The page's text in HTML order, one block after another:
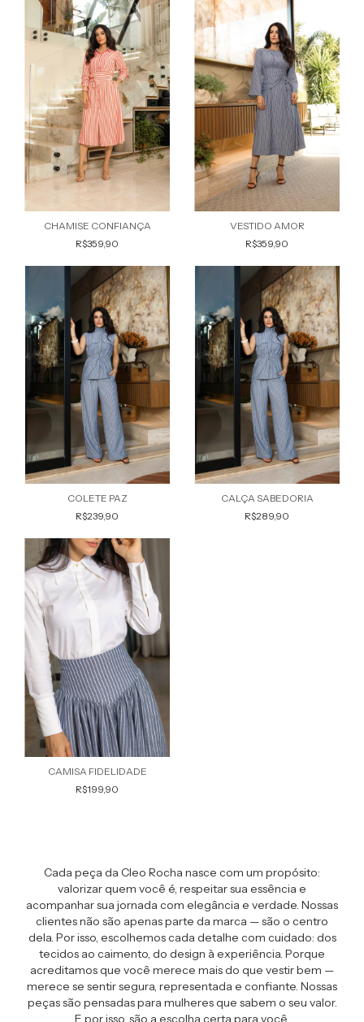
CHAMISE CONFIANÇA
R$359,90
VESTIDO AMOR
R$359,90
COLETE PAZ
R$239,90
CALÇA SABEDORIA
R$289,90
CAMISA FIDELIDADE
R$199,90
Cada peça da Cleo Rocha nasce com um propósito:
valorizar quem você é, respeitar sua essência e
acompanhar sua jornada com elegância e verdade. Nossas
clientes não são apenas parte da marca — são o centro
dela. Por isso, escolhemos cada detalhe com cuidado: dos
tecidos ao caimento, do design à experiência. Porque
acreditamos que você merece mais do que vestir bem —
merece se sentir segura, representada e confiante. Nossas
peças são pensadas para mulheres que sabem o seu valor.
E por isso, são a escolha certa para você.